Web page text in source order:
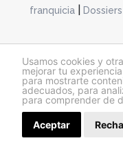
Usamos cookies y
mejorar tu
para mostrarte
adecuados, para
para comprender de
Aceptar
franquicia|
@franquiciashoy.es |Aviso